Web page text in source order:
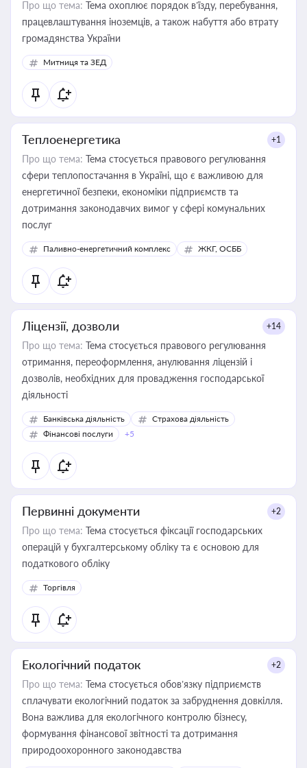
Про що тема: Тема охоплює порядок в’їзду, перебування,
працевлаштування іноземців, а також набуття або втрату
громадянства України
Митниця та ЗЕД
Теплоенергетика +1
Про що тема: Тема стосується правового регулювання
сфери теплопостачання в Україні, що є важливою для
енергетичної безпеки, економіки підприємств та
дотримання законодавчих вимог у сфері комунальних
послуг
Паливно-енергетичний комплекс ЖКГ, ОСББ
Ліцензії, дозволи +14
Про що тема: Тема стосується правового регулювання
отримання, переоформлення, анулювання ліцензій і
дозволів, необхідних для провадження господарської
діяльності
Банківська діяльність
Страхова діяльність
Фінансові послуги
+5
Первинні документи +2
Про що тема: Тема стосується фіксації господарських
операцій у бухгалтерському обліку та є основою для
податкового обліку
Торгівля
Екологічний податок +2
Про що тема: Тема стосується обов’язку підприємств
сплачувати екологічний податок за забруднення довкілля.
Вона важлива для екологічного контролю бізнесу,
формування фінансової звітності та дотримання
природоохоронного законодавства